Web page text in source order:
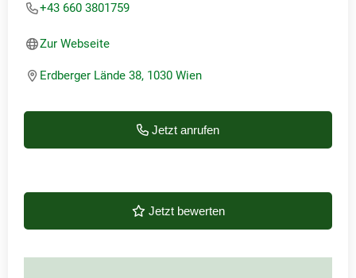
+43 660 3801759
Zur Webseite
Erdberger Lände 38, 1030 Wien
Jetzt anrufen
Jetzt bewerten